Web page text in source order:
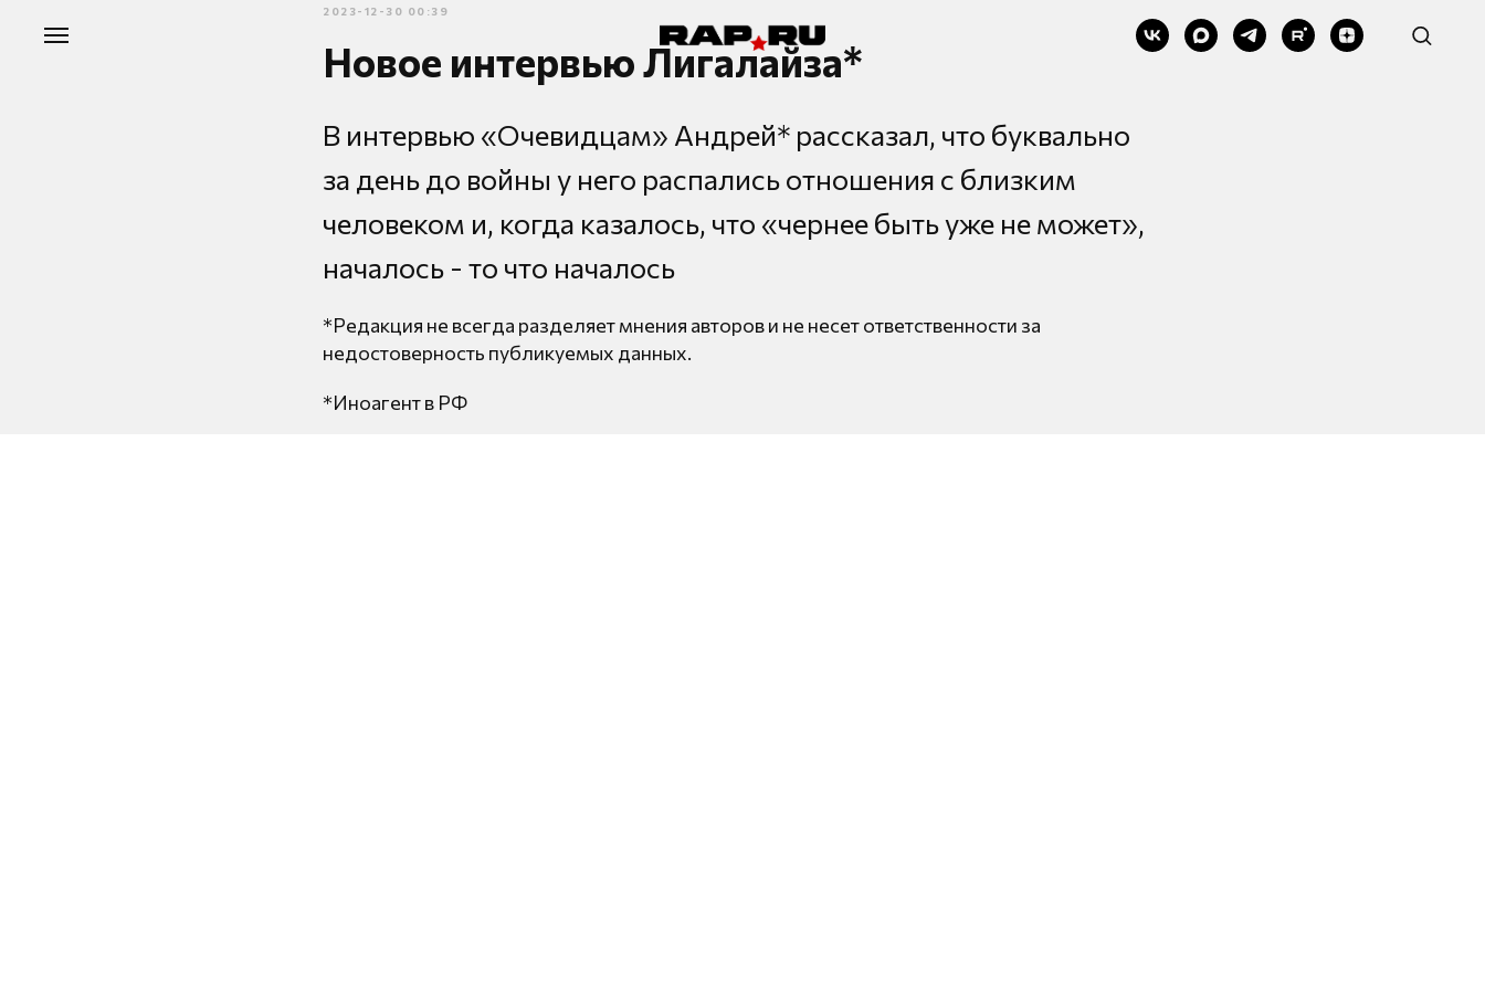
2023-12-30 00:39
Новое интервью Лигалайза*
В интервью «Очевидцам» Андрей* рассказал, что буквально
за день до войны у него распались отношения с близким
человеком и, когда казалось, что «чернее быть уже не может»,
началось - то что началось
*Редакция не всегда разделяет мнения авторов и не несет ответственности за
недостоверность публикуемых данных.
*Иноагент в РФ